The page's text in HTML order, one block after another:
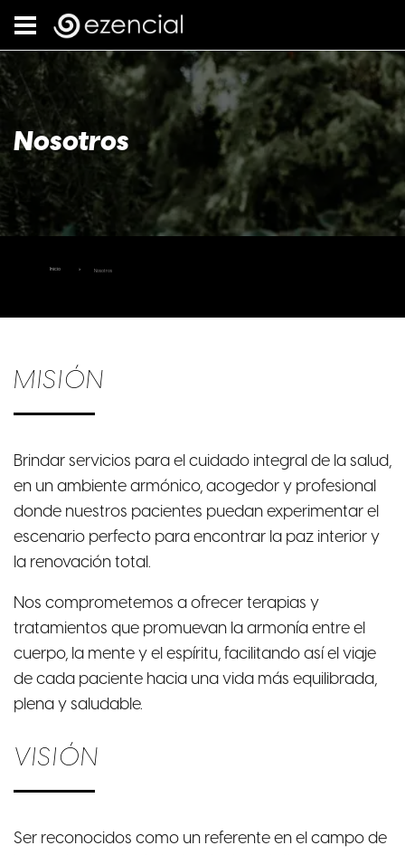
Nosotros
Inicio Nosotros
MISIÓN
Brindar servicios para el cuidado integral de la salud,
en un ambiente armónico, acogedor y profesional
donde nuestros pacientes puedan experimentar el
escenario perfecto para encontrar la paz interior y
la renovación total.
Nos comprometemos a ofrecer terapias y
tratamientos que promuevan la armonía entre el
cuerpo, la mente y el espíritu, facilitando así el viaje
de cada paciente hacia una vida más equilibrada,
plena y saludable.
VISIÓN
Ser reconocidos como un referente en el campo de